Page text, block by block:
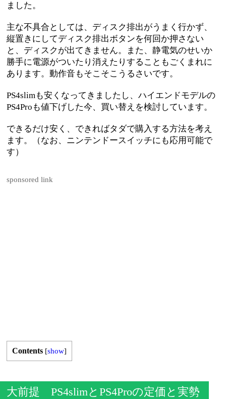
ました。
主な不具合としては、ディスク排出がうまく行かず、
縦置きにしてディスク排出ボタンを何回か押さない
と、ディスクが出てきません。また、静電気のせいか
勝手に電源がついたり消えたりすることもごくまれに
あります。動作音もそこそこうるさいです。
PS4slimも安くなってきましたし、ハイエンドモデルの
PS4Proも値下げした今、買い替えを検討しています。
できるだけ安く、できればタダで購入する方法を考え
ます。（なお、ニンテンドースイッチにも応用可能で
す）
sponsored link
Contents [show]
大前提 PS4slimとPS4Proの定価と実勢